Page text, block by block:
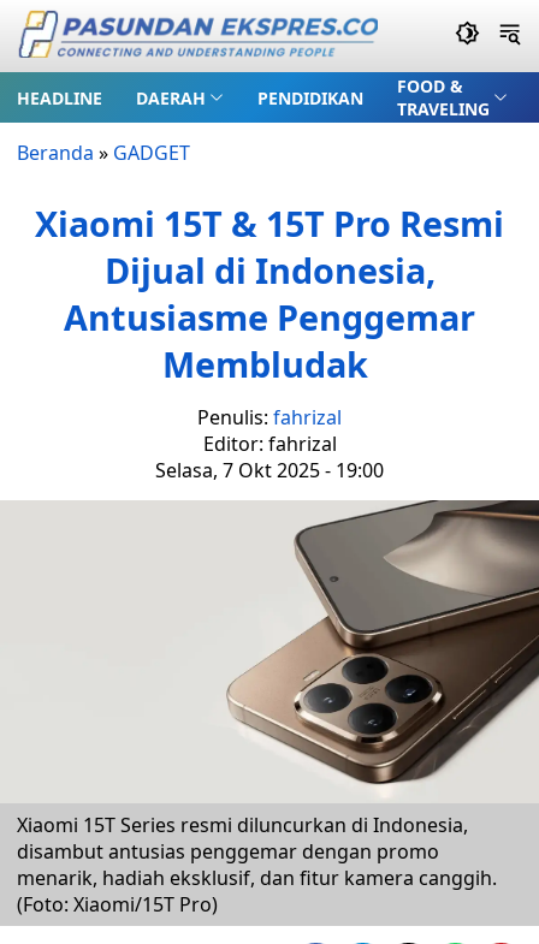
HEADLINE DAERAH PENDIDIKAN
FOOD &
TRAVELING
Beranda » GADGET
Xiaomi 15T & 15T Pro Resmi
Dijual di Indonesia,
Antusiasme Penggemar
Membludak
Penulis: fahrizal
Editor: fahrizal
Selasa, 7 Okt 2025 - 19:00
Xiaomi 15T Series resmi diluncurkan di Indonesia,
disambut antusias penggemar dengan promo
menarik, hadiah eksklusif, dan fitur kamera canggih.
(Foto: Xiaomi/15T Pro)